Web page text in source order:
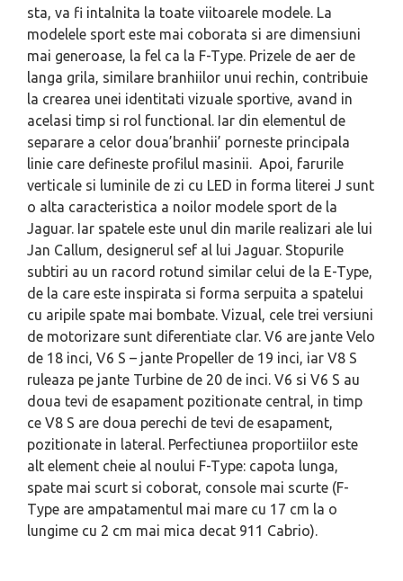
sta, va fi intalnita la toate viitoarele modele. La
modelele sport este mai coborata si are dimensiuni
mai generoase, la fel ca la F-Type. Prizele de aer de
langa grila, similare branhiilor unui rechin, contribuie
la crearea unei identitati vizuale sportive, avand in
acelasi timp si rol functional. Iar din elementul de
separare a celor doua’branhii’ porneste principala
linie care defineste profilul masinii. Apoi, farurile
verticale si luminile de zi cu LED in forma literei J sunt
o alta caracteristica a noilor modele sport de la
Jaguar. Iar spatele este unul din marile realizari ale lui
Jan Callum, designerul sef al lui Jaguar. Stopurile
subtiri au un racord rotund similar celui de la E-Type,
de la care este inspirata si forma serpuita a spatelui
cu aripile spate mai bombate. Vizual, cele trei versiuni
de motorizare sunt diferentiate clar. V6 are jante Velo
de 18 inci, V6 S – jante Propeller de 19 inci, iar V8 S
ruleaza pe jante Turbine de 20 de inci. V6 si V6 S au
doua tevi de esapament pozitionate central, in timp
ce V8 S are doua perechi de tevi de esapament,
pozitionate in lateral. Perfectiunea proportiilor este
alt element cheie al noului F-Type: capota lunga,
spate mai scurt si coborat, console mai scurte (F-
Type are ampatamentul mai mare cu 17 cm la o
lungime cu 2 cm mai mica decat 911 Cabrio).